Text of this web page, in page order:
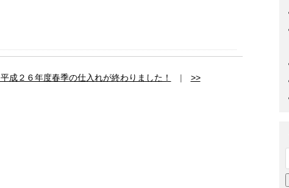
平成２６年度春季の仕入れが終わりました！ | >>